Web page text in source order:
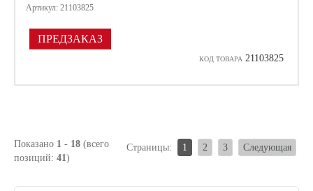
Артикул: 21103825
ПРЕДЗАКАЗ
КОД ТОВАРА 21103825
Страницы: 1 2 3 Следующая
Показано 1 - 18 (всего
позиций: 41)